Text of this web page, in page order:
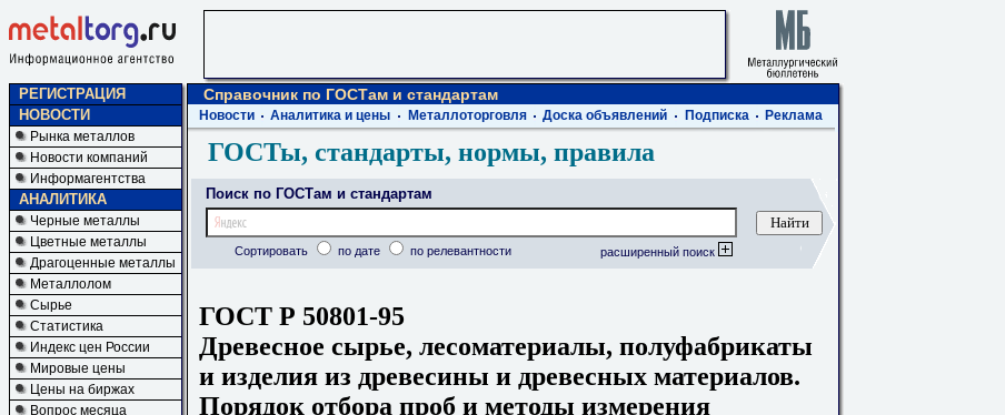
РЕГИСТРАЦИЯ
НОВОСТИ
Рынка металлов
Новости компаний
Информагентства
АНАЛИТИКА
Черные металлы
Цветные металлы
Драгоценные металлы
Металлолом
Сырье
Статистика
Индекс цен России
Мировые цены
Цены на биржах
Вопрос месяца
Справочник по ГОСТам и стандартам
Новости Аналитика и цены Металлоторговля Доска объявлений Подписка Реклама
ГОСТы, стандарты, нормы, правила
Поиск по ГОСТам и стандартам
Сортировать по дате по релевантности расширенный поиск
ГОСТ Р 50801-95
Древесное сырье, лесоматериалы, полуфабрикаты
и изделия из древесины и древесных материалов.
Порядок отбора проб и методы измерения